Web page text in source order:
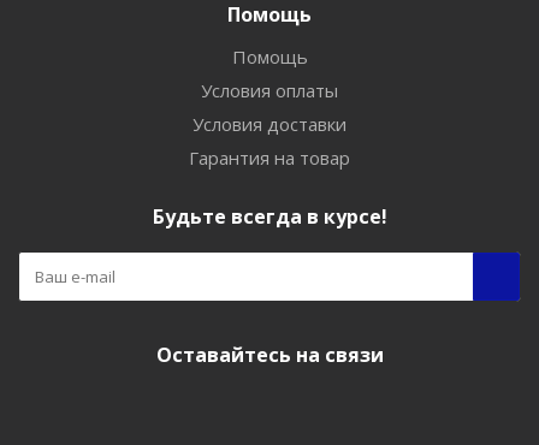
Помощь
Помощь
Условия оплаты
Условия доставки
Гарантия на товар
Будьте всегда в курсе!
Оставайтесь на связи